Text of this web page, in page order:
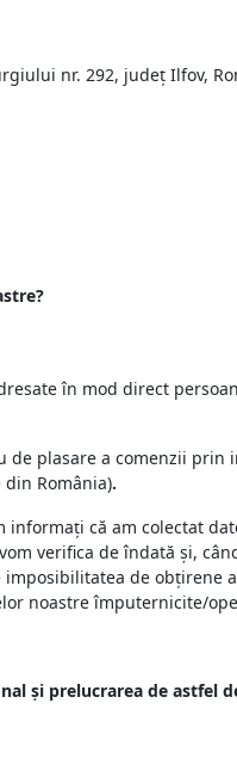
nr. 292, județ Ilfov,
în mod direct
de plasare a comenzii
România).
că am colectat
verifica de îndată și,
imposibilitatea de
noastre împuternicite/
și prelucrarea de astfel